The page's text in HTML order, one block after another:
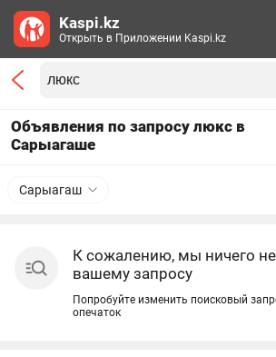
Объявления по запросу люкс в
Сарыагаше
Сарыагаш
К сожалению, мы ничего
вашему запросу
Попробуйте изменить поисковый
опечаток
Kaspi.kz
Открыть в Приложении Kaspi.kz